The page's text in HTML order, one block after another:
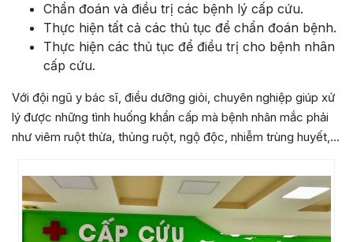
Chẩn đoán và điều trị các bệnh lý cấp cứu.
Thực hiện tất cả các thủ tục để chẩn đoán bệnh.
Thực hiện các thủ tục để điều trị cho bệnh nhân
cấp cứu.
Với đội ngũ y bác sĩ, điều dưỡng giỏi, chuyên nghiệp giúp xử
lý được những tình huống khẩn cấp mà bệnh nhân mắc phải
như viêm ruột thừa, thủng ruột, ngộ độc, nhiễm trùng huyết,…